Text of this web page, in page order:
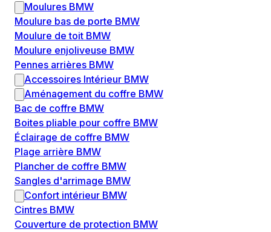
Moulures BMW
Moulure bas de porte BMW
Moulure de toit BMW
Moulure enjoliveuse BMW
Pennes arrières BMW
Accessoires Intérieur BMW
Aménagement du coffre BMW
Bac de coffre BMW
Boites pliable pour coffre BMW
Éclairage de coffre BMW
Plage arrière BMW
Plancher de coffre BMW
Sangles d'arrimage BMW
Confort intérieur BMW
Cintres BMW
Couverture de protection BMW